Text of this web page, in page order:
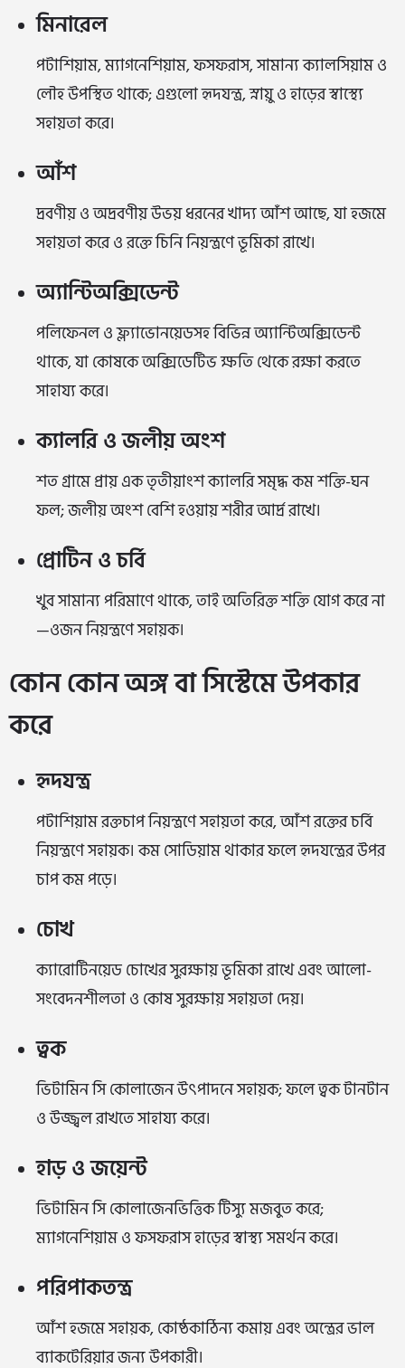
মিনারেল
পটাশিয়াম, ম্যাগনেশিয়াম, ফসফরাস, সামান্য ক্যালসিয়াম ও
লৌহ উপস্থিত থাকে; এগুলো হৃদযন্ত্র, স্নায়ু ও হাড়ের স্বাস্থ্যে
সহায়তা করে।
আঁশ
দ্রবণীয় ও অদ্রবণীয় উভয় ধরনের খাদ্য আঁশ আছে, যা হজমে
সহায়তা করে ও রক্তে চিনি নিয়ন্ত্রণে ভূমিকা রাখে।
অ্যান্টিঅক্সিডেন্ট
পলিফেনল ও ফ্ল্যাভোনয়েডসহ বিভিন্ন অ্যান্টিঅক্সিডেন্ট
থাকে, যা কোষকে অক্সিডেটিভ ক্ষতি থেকে রক্ষা করতে
সাহায্য করে।
ক্যালরি ও জলীয় অংশ
শত গ্রামে প্রায় এক তৃতীয়াংশ ক্যালরি সমৃদ্ধ কম শক্তি-ঘন
ফল; জলীয় অংশ বেশি হওয়ায় শরীর আর্দ্র রাখে।
প্রোটিন ও চর্বি
খুব সামান্য পরিমাণে থাকে, তাই অতিরিক্ত শক্তি যোগ করে না
—ওজন নিয়ন্ত্রণে সহায়ক।
কোন কোন অঙ্গ বা সিস্টেমে উপকার
করে
হৃদযন্ত্র
পটাশিয়াম রক্তচাপ নিয়ন্ত্রণে সহায়তা করে, আঁশ রক্তের চর্বি
নিয়ন্ত্রণে সহায়ক। কম সোডিয়াম থাকার ফলে হৃদযন্ত্রের উপর
চাপ কম পড়ে।
চোখ
ক্যারোটিনয়েড চোখের সুরক্ষায় ভূমিকা রাখে এবং আলো-
সংবেদনশীলতা ও কোষ সুরক্ষায় সহায়তা দেয়।
ত্বক
ভিটামিন সি কোলাজেন উৎপাদনে সহায়ক; ফলে ত্বক টানটান
ও উজ্জ্বল রাখতে সাহায্য করে।
হাড় ও জয়েন্ট
ভিটামিন সি কোলাজেনভিত্তিক টিস্যু মজবুত করে;
ম্যাগনেশিয়াম ও ফসফরাস হাড়ের স্বাস্থ্য সমর্থন করে।
পরিপাকতন্ত্র
আঁশ হজমে সহায়ক, কোষ্ঠকাঠিন্য কমায় এবং অন্ত্রের ভাল
ব্যাকটেরিয়ার জন্য উপকারী।